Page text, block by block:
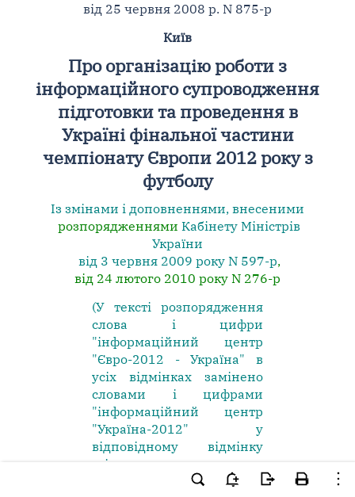
від 25 червня 2008 р. N 875-р
Київ
Про організацію роботи з
інформаційного супроводження
підготовки та проведення в
Україні фінальної частини
чемпіонату Європи 2012 року з
футболу
Із змінами і доповненнями, внесеними
розпорядженнями Кабінету Міністрів
України
від 3 червня 2009 року N 597-р,
від 24 лютого 2010 року N 276-р
(У тексті розпорядження
слова і цифри
"інформаційний центр
"Євро-2012 - Україна" в
усіх відмінках замінено
словами і цифрами
"інформаційний центр
"Україна-2012" у
відповідному відмінку
згідно з розпорядженням
Кабінету Міністрів